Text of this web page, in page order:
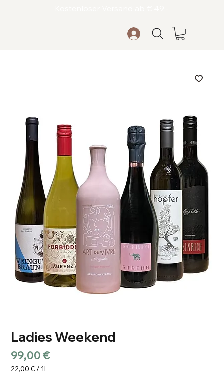
Ladies Weekend
99,00 €Preis
22,00 € / 1l